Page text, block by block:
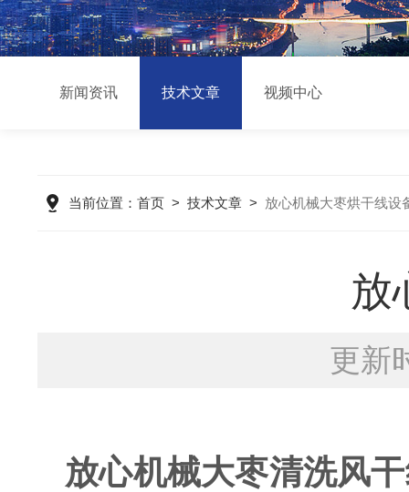
新闻资讯 技术文章 视频中心
当前位置： 首页> 技术文章> 放心机械大枣烘干线设
放
更新
放心机械大枣清洗风